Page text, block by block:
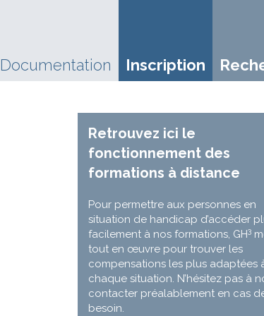
Documentation Inscription
Retrouvez ici le
fonctionnement des
formations à distance
Pour permettre aux personnes en
situation de handicap d’accéder
facilement à nos formations, GH3
tout en œuvre pour trouver les
compensations les plus adaptées
chaque situation. N’hésitez pas à
contacter préalablement en cas
besoin.